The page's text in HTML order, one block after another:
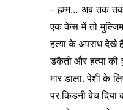
– ह्म्म्म… अब तक
एक केस में तो
हत्या के अपराध देखे
डकैती और हत्या की
मार डाला. पेशी के
पर किडनी बेच दिया